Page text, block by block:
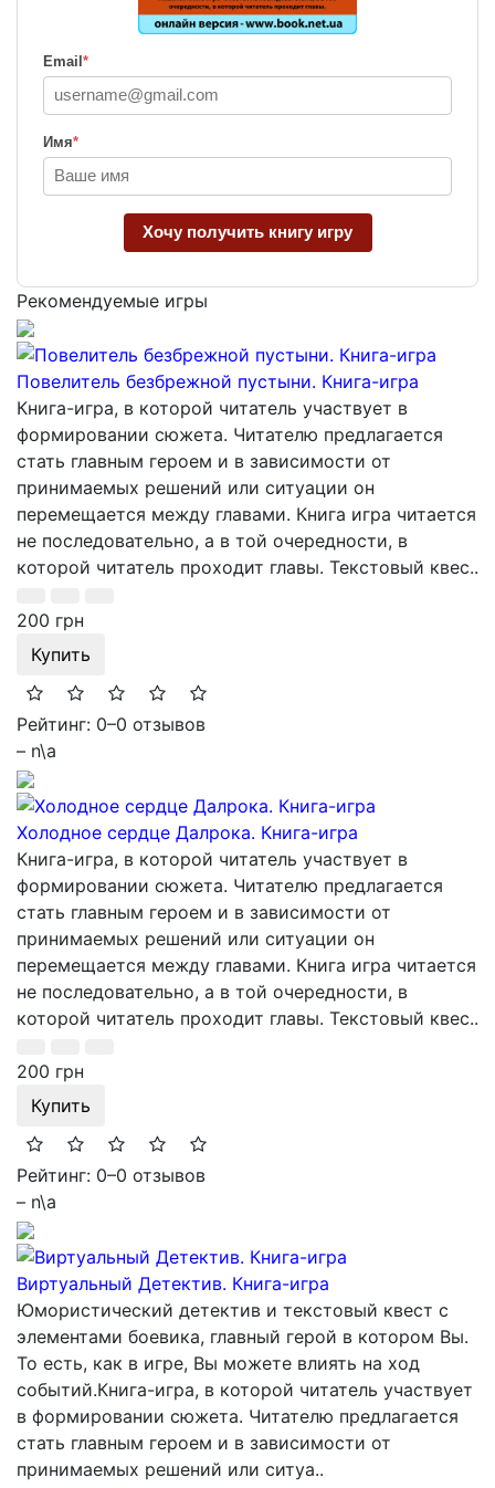
Email*
Имя*
Хочу получить книгу игру
Рекомендуемые игры
Повелитель безбрежной пустыни. Книга-игра
Книга-игра, в которой читатель участвует в
формировании сюжета. Читателю предлагается
стать главным героем и в зависимости от
принимаемых решений или ситуации он
перемещается между главами. Книга игра читается
не последовательно, а в той очередности, в
которой читатель проходит главы. Текстовый квес..
200 грн
Купить
Рейтинг: 0–0 отзывов
– n\a
Холодное сердце Далрока. Книга-игра
Книга-игра, в которой читатель участвует в
формировании сюжета. Читателю предлагается
стать главным героем и в зависимости от
принимаемых решений или ситуации он
перемещается между главами. Книга игра читается
не последовательно, а в той очередности, в
которой читатель проходит главы. Текстовый квес..
200 грн
Купить
Рейтинг: 0–0 отзывов
– n\a
Виртуальный Детектив. Книга-игра
Юмористический детектив и текстовый квест с
элементами боевика, главный герой в котором Вы.
То есть, как в игре, Вы можете влиять на ход
событий.Книга-игра, в которой читатель участвует
в формировании сюжета. Читателю предлагается
стать главным героем и в зависимости от
принимаемых решений или ситуа..